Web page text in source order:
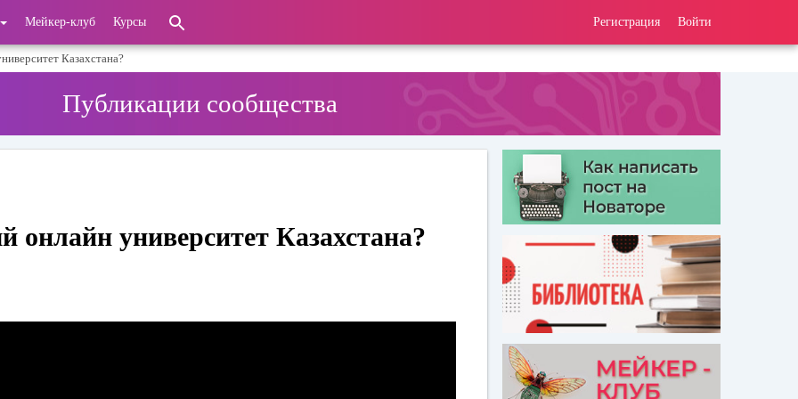
Регистрация Войти
Мейкер-клуб Курсы
Казахстана?
Публикации сообщества
университет Казахстана?